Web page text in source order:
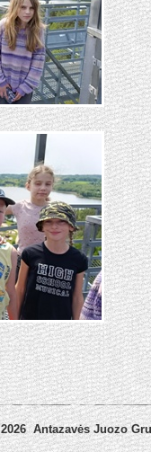
2026 Antazavės Juozo